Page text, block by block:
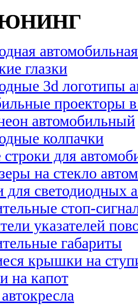
глазки
3d логотипы
проекторы
автомобильный
колпачки
для
на стекло
светодиодных
стоп-
указателей
габариты
крышки на
на капот